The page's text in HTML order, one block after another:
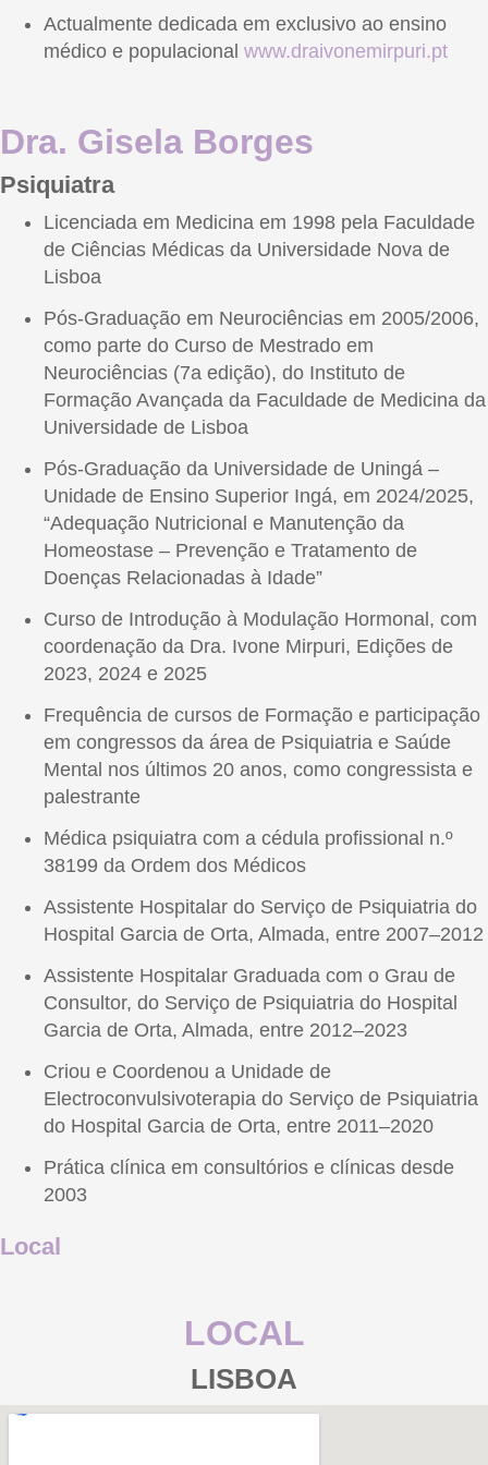
Actualmente dedicada em exclusivo ao ensino
médico e populacional www.draivonemirpuri.pt
Dra. Gisela Borges
Psiquiatra
Licenciada em Medicina em 1998 pela Faculdade
de Ciências Médicas da Universidade Nova de
Lisboa
Pós-Graduação em Neurociências em 2005/2006,
como parte do Curso de Mestrado em
Neurociências (7a edição), do Instituto de
Formação Avançada da Faculdade de Medicina da
Universidade de Lisboa
Pós-Graduação da Universidade de Uningá –
Unidade de Ensino Superior Ingá, em 2024/2025,
“Adequação Nutricional e Manutenção da
Homeostase – Prevenção e Tratamento de
Doenças Relacionadas à Idade”
Curso de Introdução à Modulação Hormonal, com
coordenação da Dra. Ivone Mirpuri, Edições de
2023, 2024 e 2025
Frequência de cursos de Formação e participação
em congressos da área de Psiquiatria e Saúde
Mental nos últimos 20 anos, como congressista e
palestrante
Médica psiquiatra com a cédula profissional n.º
38199 da Ordem dos Médicos
Assistente Hospitalar do Serviço de Psiquiatria do
Hospital Garcia de Orta, Almada, entre 2007–2012
Assistente Hospitalar Graduada com o Grau de
Consultor, do Serviço de Psiquiatria do Hospital
Garcia de Orta, Almada, entre 2012–2023
Criou e Coordenou a Unidade de
Electroconvulsivoterapia do Serviço de Psiquiatria
do Hospital Garcia de Orta, entre 2011–2020
Prática clínica em consultórios e clínicas desde
2003
Local
LOCAL
LISBOA